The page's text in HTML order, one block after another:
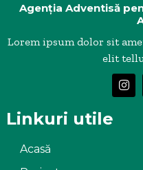
Agenția Adventisă
Lorem ipsum dolor sit
elit
Linkuri utile
Acasă